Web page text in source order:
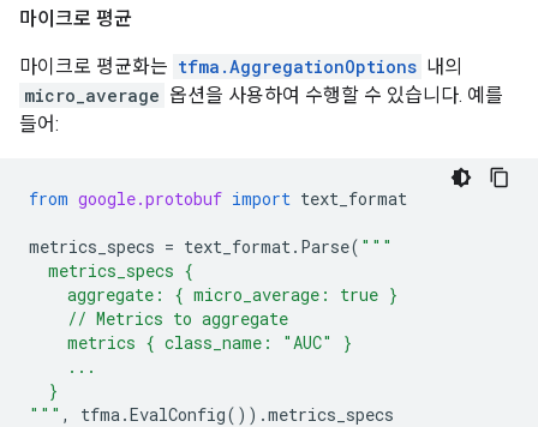
마이크로 평균
마이크로 평균화는 tfma.AggregationOptions 내의
micro_average 옵션을 사용하여 수행할 수 있습니다. 예를
들어:
from google.protobuf import text_format
metrics_specs = text_format. Parse( """
  metrics_specs {
    aggregate: { micro_average: true }
    // Metrics to aggregate
    metrics { class_name: "AUC" }
    ...
  }
""" , tfma.EvalConfig()) .metrics_specs